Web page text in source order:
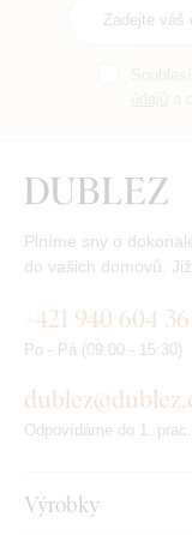
Plníme sny o
do vašich domovů.
Výrobky
+421 940 604
Po - Pá (09:00 - 15:30)
Odpovídáme do 1.